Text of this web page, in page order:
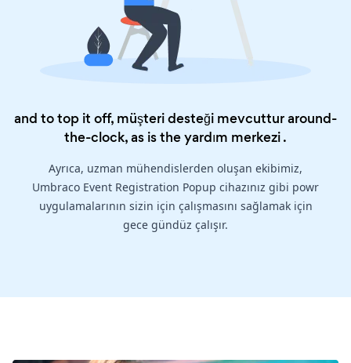
and to top it off, müşteri desteği mevcuttur around-
the-clock, as is theyardım merkezi.
Ayrıca, uzman mühendislerden oluşan ekibimiz,
Umbraco Event Registration Popup cihazınız gibi powr
uygulamalarının sizin için çalışmasını sağlamak için
gece gündüz çalışır.